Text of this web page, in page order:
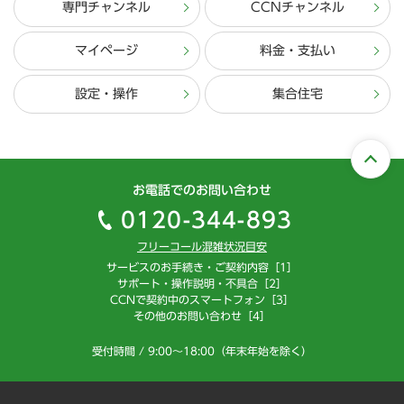
専門チャンネル CCNチャンネル
マイページ 料金・支払い
設定・操作 集合住宅
お電話でのお問い合わせ
0120-344-893
フリーコール混雑状況目安
サービスのお手続き・ご契約内容［1］
サポート・操作説明・不具合［2］
CCNで契約中のスマートフォン［3］
その他のお問い合わせ［4］
受付時間 / 9:00～18:00（年末年始を除く）